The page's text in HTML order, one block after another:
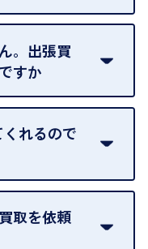
けできません。ご指
迷惑となることが考
。出張買
すか
時です。
っては対応させてい
れるので
取を依頼